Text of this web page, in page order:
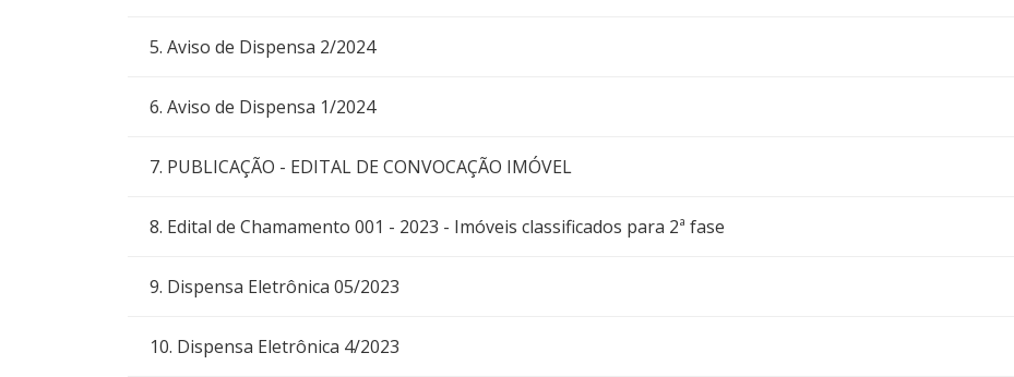
5. Aviso de Dispensa 2/2024
6. Aviso de Dispensa 1/2024
7. PUBLICAÇÃO - EDITAL DE CONVOCAÇÃO IMÓVEL
8. Edital de Chamamento 001 - 2023 - Imóveis classificados para 2ª fase
9. Dispensa Eletrônica 05/2023
10. Dispensa Eletrônica 4/2023